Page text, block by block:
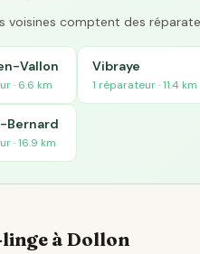
voisines comptent des
Vallon
· 6.6 km
Vibraye
1 réparateur · 11.4 km
Bernard
· 16.9 km
à Dollon